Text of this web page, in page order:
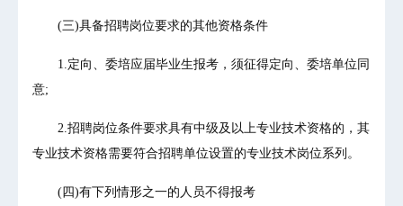
(三)具备招聘岗位要求的其他资格条件
1.定向、委培应届毕业生报考，须征得定向、委培单位同
意;
2.招聘岗位条件要求具有中级及以上专业技术资格的，其
专业技术资格需要符合招聘单位设置的专业技术岗位系列。
(四)有下列情形之一的人员不得报考